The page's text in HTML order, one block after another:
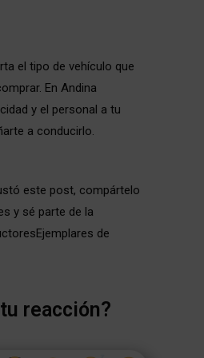
el tipo de vehículo que
En Andina
y el personal a tu
a conducirlo.
este post, compártelo
y sé parte de la
de
reacción?